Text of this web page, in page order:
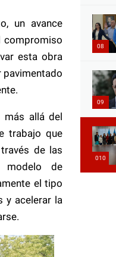
un avance
compromiso
esta obra
pavimentado
más allá del
trabajo que
de las
modelo de
el tipo
y acelerar la